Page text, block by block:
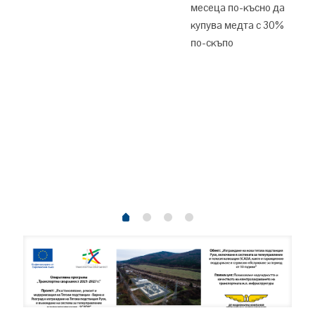
мeceцa пo-ĸъcнo дa
ĸyпyвa мeдтa c 30%
пo-cĸъпo